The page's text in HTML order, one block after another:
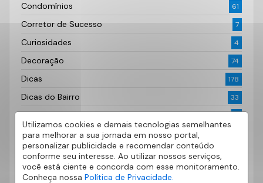
Utilizamos cookies e demais tecnologias semelhantes
para melhorar a sua jornada em nosso portal,
personalizar publicidade e recomendar conteúdo
conforme seu interesse. Ao utilizar nossos serviços,
você está ciente e concorda com esse monitoramento.
Conheça nossa Política de Privacidade.
Condomínios 61
Corretor de Sucesso 7
Curiosidades 4
Decoração 74
Dicas 178
Dicas do Bairro 33
Documentação Imobiliária
Fotografia
Imóveis
Imóveis à venda 29